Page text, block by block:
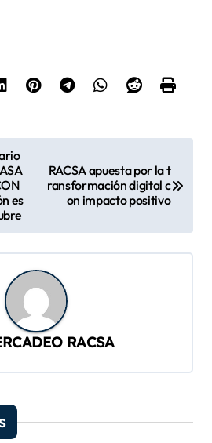
es
RACSA apuesta por la t
ransformación digital c
on impacto positivo
RACSA